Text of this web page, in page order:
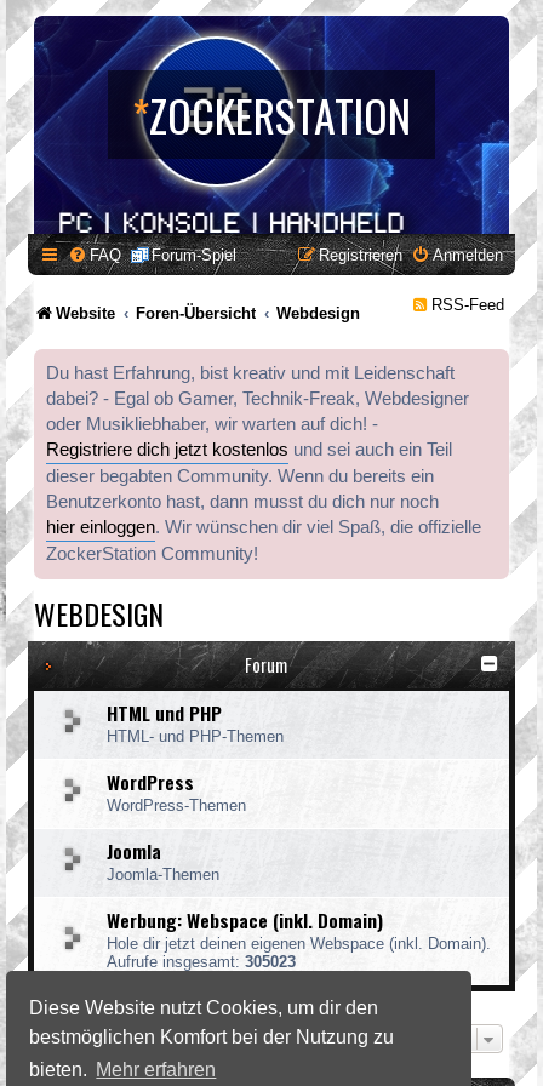
Diese Website nutzt Cookies, um dir den
bestmöglichen Komfort bei der Nutzung zu
bieten. Mehr erfahren
*ZOCKERSTATION
FAQ Forum-Spiel Anmelden
Registrieren
Website Foren-Übersicht Webdesign RSS-Feed
Du hast Erfahrung, bist kreativ und mit Leidenschaft
dabei? - Egal ob Gamer, Technik-Freak, Webdesigner
oder Musikliebhaber, wir warten auf dich! -
Registriere dich jetzt kostenlos und sei auch ein Teil
dieser begabten Community. Wenn du bereits ein
Benutzerkonto hast, dann musst du dich nur noch
hier einloggen. Wir wünschen dir viel Spaß, die offizielle
ZockerStation Community!
WEBDESIGN
Forum
HTML und PHP
HTML- und PHP-Themen
WordPress
WordPress-Themen
Joomla
Joomla-Themen
Werbung: Webspace (inkl. Domain)
Hole dir jetzt deinen eigenen Webspace (inkl. Domain).
Aufrufe insgesamt: 305023